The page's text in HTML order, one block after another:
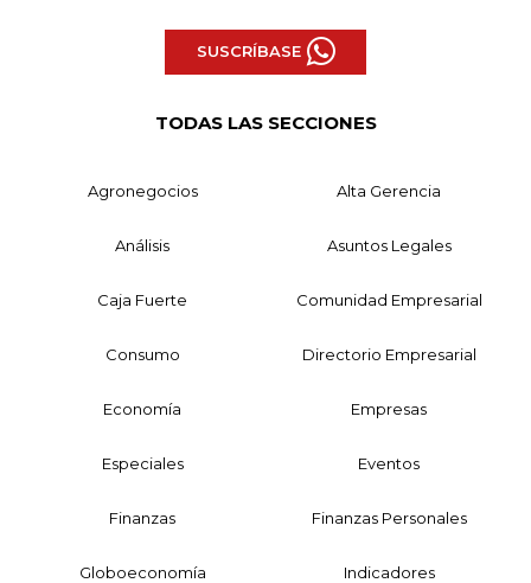
SUSCRÍBASE
TODAS LAS SECCIONES
Agronegocios Alta Gerencia
Análisis Asuntos Legales
Caja Fuerte Comunidad Empresarial
Consumo Directorio Empresarial
Economía Empresas
Especiales Eventos
Finanzas Finanzas Personales
Globoeconomía Indicadores